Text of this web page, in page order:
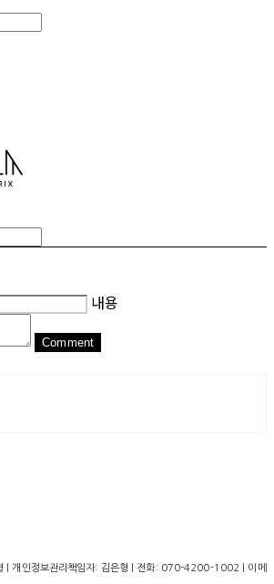
내용
Comment
| 개인정보관리책임자: 김은형 | 전화: 070-4200-1002 | 이메